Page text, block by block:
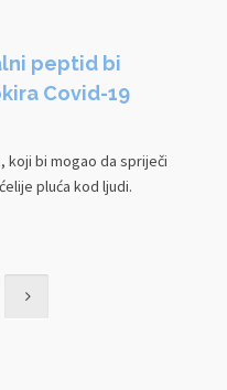
peptid bi
Covid-19
koji bi mogao da spriječi
pluća kod ljudi.